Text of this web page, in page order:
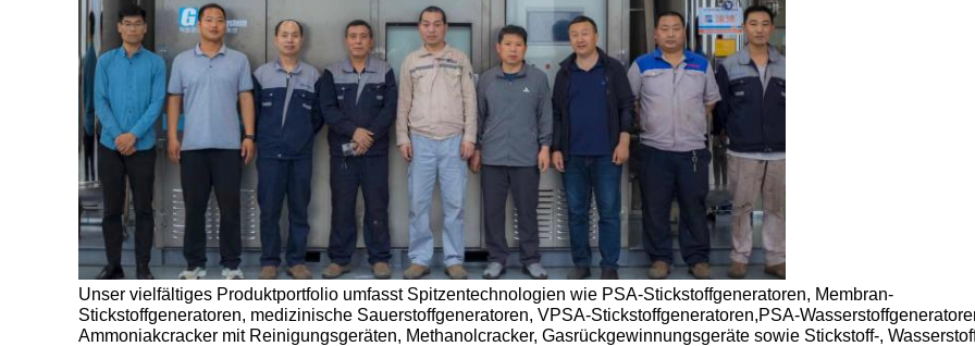
Unser vielfältiges Produktportfolio umfasst Spitzentechnologien wie PSA-Stickstoffgeneratoren, Membran-
Stickstoffgeneratoren, medizinische Sauerstoffgeneratoren, VPSA-Stickstoffgeneratoren,PSA-
Ammoniakcracker mit Reinigungsgeräten, Methanolcracker, Gasrückgewinnungsgeräte sowie Stickstoff-,